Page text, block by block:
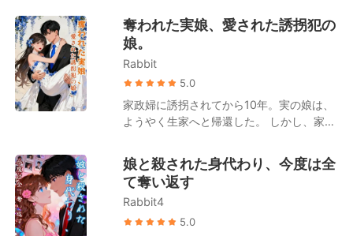
なら、いいでしょう。あなたたちのその残
酷な望み、私が叶えてあげる。
が発生し、私と「夫の幼馴染である彼女」
が同時に救急搬送されるまでは。 夫は狂っ
たように幼馴染の病床へ駆け寄ると、明瞭
かつ切迫した口調で叫んだ。「彼女は頻脈
気味だ！先月一度風邪を引いたが、熱は出
ていない……！」 処置にあたっていた看護
師が、彼を引き留めて問いただす。「旦那
り、血まみれになった私を見つめると、茫
然と首を横に振った。「……覚えていな
い」 その瞬間、私は悟った。彼は健忘症な
どではない。むしろ、その記憶力は驚異的
彼は、ただ見ていた。 ディアナが私の顔に
ナイフを突きつけるのを。 彼女は、私が真
似したと主張するホクロを、削り取ろうと
を。 それが私の心の奥底にある恐怖だと知
っていたはずなのに。 彼は彼女が好き放題
潰すために喉に砂利を詰め込ませ、彼女の
部下たちにドアで私の手を砕かせた。 男た
ちに囲まれ、助けを求めて最後にかけた電
話でさえ、彼は一方的に切った。 閉じ込め
られ、死ぬために置き去りにされた私は、
婚証が偽物だったことを知る。彼はすでに
海外で「本命」と結婚式を挙げており、本
当の妻は別にいたのだ。 だが彼の方は、失
って初めて気づいた。自分はすでに「代わ
り」としての彼女に深く惹かれ、抜け出せ
なくなっていたことに。必死に探し求めて
も、見つけた時にはすべてが手遅れだっ
た。
奪われた実娘、愛された誘拐犯の
娘。
Rabbit
5.0
家政婦に誘拐されてから10年。実の娘は、
ようやく生家へと帰還した。 しかし、家政
とか自身の婚約者までもが彼女を手厚く世
話していることを知る。 そこで彼女は家政
婦を刑務所へ送り、養女を家から追い出し
た。 ところが、実の親と婚約者は彼女に暴
言を浴びせ、養女のことばかりを徹底的に
娘と殺された身代わり、今度は全
て奪い返す
Rabbit4
5.0